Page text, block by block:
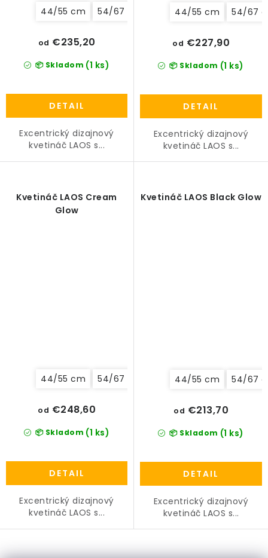
44/55 cm 54/67 cm 64/80 cm
📦 Skladom (1 ks)
od €235,20
DETAIL
Excentrický dizajnový
kvetináč LAOS s...
44/55 cm 54/67
📦 Skladom (1 ks)
od €227,90
DETAIL
Excentrický dizajnový
kvetináč LAOS s...
Kvetináč LAOS Cream
Glow
44/55 cm 54/67 cm 64/80 cm
📦 Skladom (1 ks)
od €248,60
DETAIL
Excentrický dizajnový
kvetináč LAOS s...
Kvetináč LAOS Black Glow
44/55 cm 54/67
📦 Skladom (1 ks)
od €213,70
DETAIL
Excentrický dizajnový
kvetináč LAOS s...